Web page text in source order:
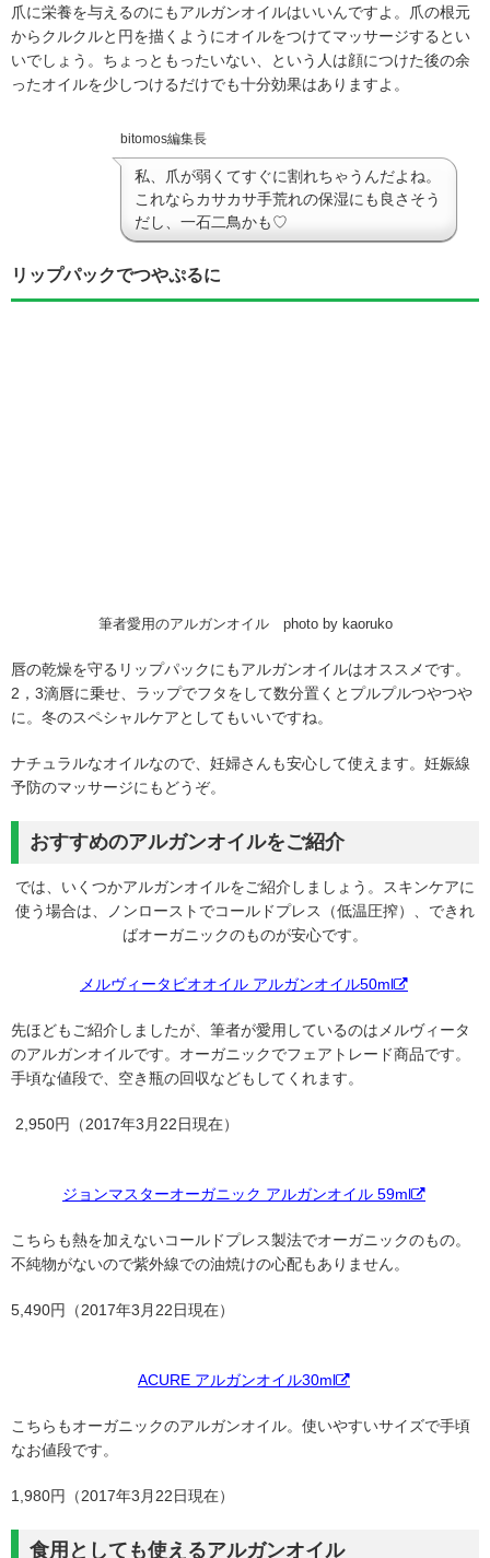
爪に栄養を与えるのにもアルガンオイルはいいんですよ。爪の根元
からクルクルと円を描くようにオイルをつけてマッサージするとい
いでしょう。ちょっともったいない、という人は顔につけた後の余
ったオイルを少しつけるだけでも十分効果はありますよ。
bitomos編集長
私、爪が弱くてすぐに割れちゃうんだよね。
これならカサカサ手荒れの保湿にも良さそう
だし、一石二鳥かも♡
リップパックでつやぷるに
筆者愛用のアルガンオイル photo by kaoruko
唇の乾燥を守るリップパックにもアルガンオイルはオススメです。
2，3滴唇に乗せ、ラップでフタをして数分置くとプルプルつやつや
に。冬のスペシャルケアとしてもいいですね。
ナチュラルなオイルなので、妊婦さんも安心して使えます。妊娠線
予防のマッサージにもどうぞ。
おすすめのアルガンオイルをご紹介
では、いくつかアルガンオイルをご紹介しましょう。スキンケアに
使う場合は、ノンローストでコールドプレス（低温圧搾）、できれ
ばオーガニックのものが安心です。
メルヴィータビオオイル アルガンオイル50ml
先ほどもご紹介しましたが、筆者が愛用しているのはメルヴィータ
のアルガンオイルです。オーガニックでフェアトレード商品です。
手頃な値段で、空き瓶の回収などもしてくれます。
2,950円（2017年3月22日現在）
ジョンマスターオーガニック アルガンオイル 59ml
こちらも熱を加えないコールドプレス製法でオーガニックのもの。
不純物がないので紫外線での油焼けの心配もありません。
5,490円（2017年3月22日現在）
ACURE アルガンオイル30ml
こちらもオーガニックのアルガンオイル。使いやすいサイズで手頃
なお値段です。
1,980円（2017年3月22日現在）
食用としても使えるアルガンオイル